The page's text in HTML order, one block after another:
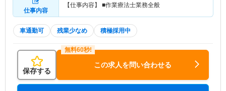
仕事内容
【仕事内容】 ■作業療法士業務全般
車通勤可 残業少なめ 積極採用中
保存する
この求人を問い合わせる